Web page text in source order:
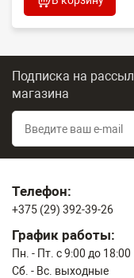
Подписка на
магазина
Телефон:
+375 (29) 392-39-26
График работы:
Пн. - Пт. с 9:00 до 18:00
Сб. - Вс. выходные